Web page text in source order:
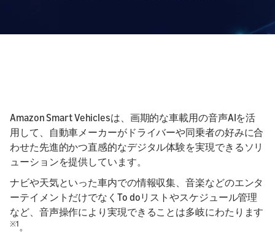
Amazon Smart Vehiclesは、画期的な車載用の音声AIを活
用して、自動車メーカーがドライバーや同乗者の好みに合
わせた先進的かつ直感的なデジタル体験を実現できるソリ
ューションを提供しています。
ナビや天気といった車内での情報収集、音楽などのエンタ
ーテイメントだけでなく To doリストやスケジュール管理
など、音声操作により実現できることは多岐にわたります
※1。